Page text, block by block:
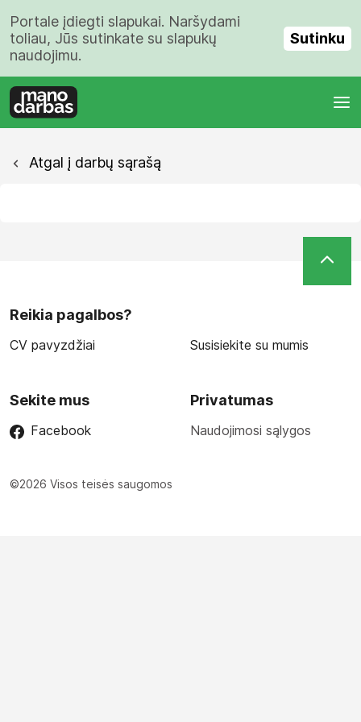
Portale įdiegti slapukai. Naršydami
toliau, Jūs sutinkate su slapukų
naudojimu.
Sutinku
Atgal į darbų sąrašą
Reikia pagalbos?
CV pavyzdžiai Susisiekite su mumis
Sekite mus
Facebook
Privatumas
Naudojimosi sąlygos
©2026 Visos teisės saugomos